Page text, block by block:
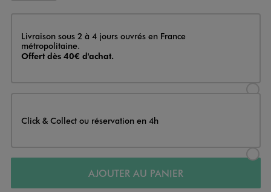
Livraison
Livraison sous 2 à 4 jours ouvrés en France
métropolitaine.
Offert dès 40€ d'achat.
Click & Collect ou réservation en 4h
AJOUTER AU PANIER